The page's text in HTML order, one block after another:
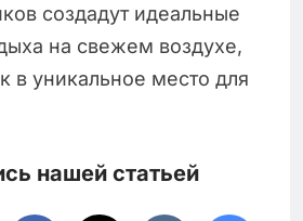
создадут идеальные
на свежем воздухе,
в уникальное место для
нашей статьей